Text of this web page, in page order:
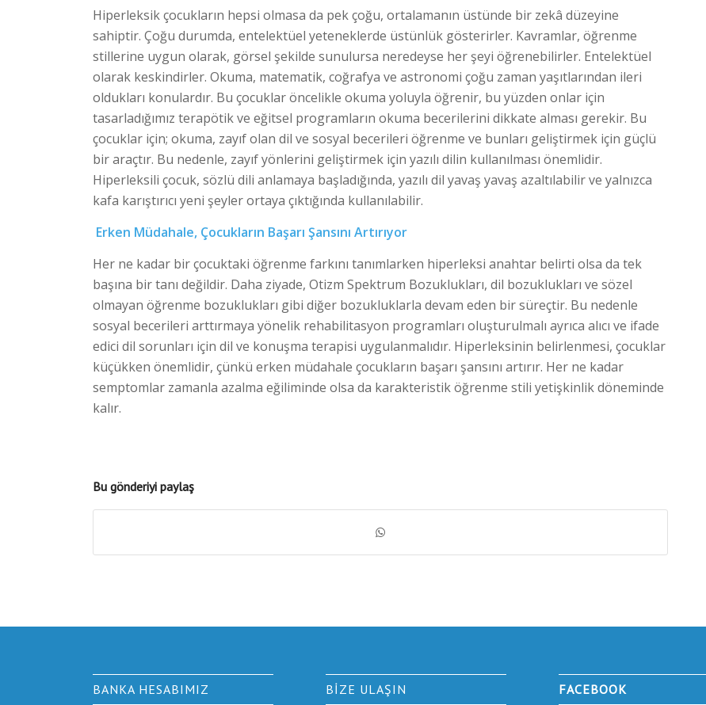
Hiperleksik çocukların hepsi olmasa da pek çoğu, ortalamanın üstünde bir zekâ düzeyine
sahiptir. Çoğu durumda, entelektüel yeteneklerde üstünlük gösterirler. Kavramlar, öğrenme
stillerine uygun olarak, görsel şekilde sunulursa neredeyse her şeyi öğrenebilirler. Entelektüel
olarak keskindirler. Okuma, matematik, coğrafya ve astronomi çoğu zaman yaşıtlarından ileri
oldukları konulardır. Bu çocuklar öncelikle okuma yoluyla öğrenir, bu yüzden onlar için
tasarladığımız terapötik ve eğitsel programların okuma becerilerini dikkate alması gerekir. Bu
çocuklar için; okuma, zayıf olan dil ve sosyal becerileri öğrenme ve bunları geliştirmek için güçlü
bir araçtır. Bu nedenle, zayıf yönlerini geliştirmek için yazılı dilin kullanılması önemlidir.
Hiperleksili çocuk, sözlü dili anlamaya başladığında, yazılı dil yavaş yavaş azaltılabilir ve yalnızca
kafa karıştırıcı yeni şeyler ortaya çıktığında kullanılabilir.
Erken Müdahale, Çocukların Başarı Şansını Artırıyor
Her ne kadar bir çocuktaki öğrenme farkını tanımlarken hiperleksi anahtar belirti olsa da tek
başına bir tanı değildir. Daha ziyade, Otizm Spektrum Bozuklukları, dil bozuklukları ve sözel
olmayan öğrenme bozuklukları gibi diğer bozukluklarla devam eden bir süreçtir. Bu nedenle
sosyal becerileri arttırmaya yönelik rehabilitasyon programları oluşturulmalı ayrıca alıcı ve ifade
edici dil sorunları için dil ve konuşma terapisi uygulanmalıdır. Hiperleksinin belirlenmesi, çocuklar
küçükken önemlidir, çünkü erken müdahale çocukların başarı şansını artırır. Her ne kadar
semptomlar zamanla azalma eğiliminde olsa da karakteristik öğrenme stili yetişkinlik döneminde
kalır.
Bu gönderiyi paylaş
BANKA HESABIMIZ BIZE ULAŞIN FACEBOOK